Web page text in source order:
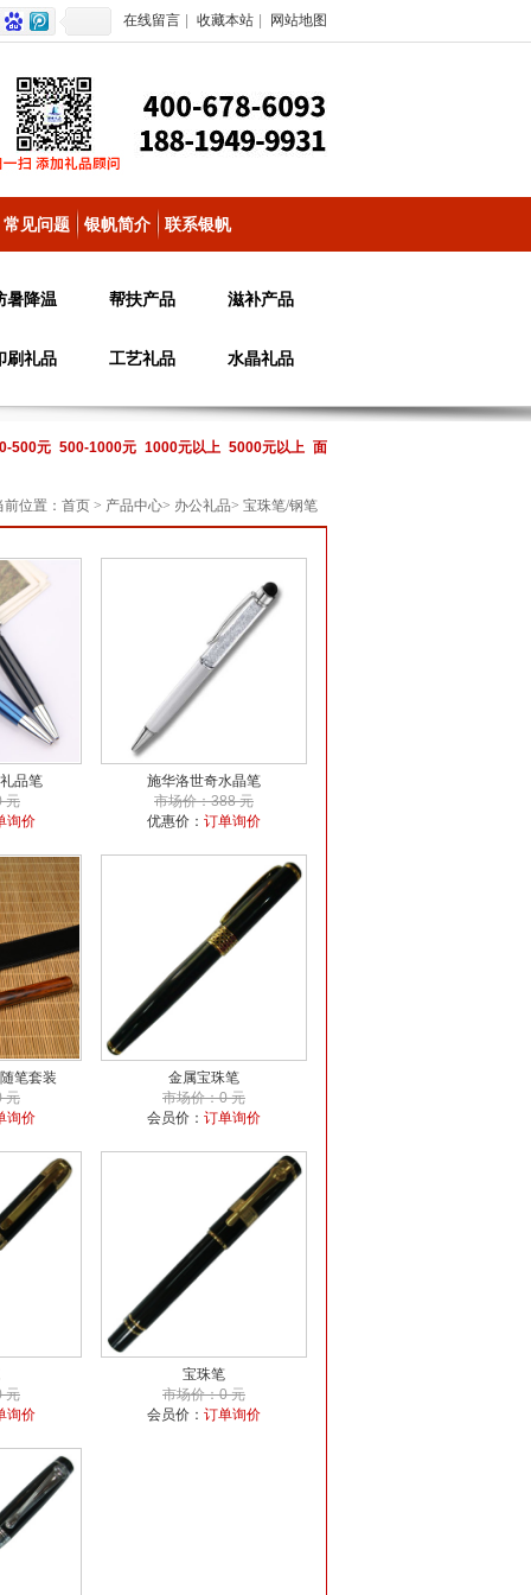
在线留言 收藏本站 网站地图
常见问题 银帆简介 联系银帆
暑降温 帮扶产品 滋补产品
刷礼品 工艺礼品 水晶礼品
500元 500-1000元 1000元以上 5000元以上 面
前位置： 首页 > 产品中心> 办公礼品> 宝珠笔/钢笔
品笔
元
询价
施华洛世奇水晶笔
市场价：388 元
优惠价： 订单询价
笔套装
元
询价
金属宝珠笔
市场价：0 元
会员价： 订单询价
元
询价
宝珠笔
市场价：0 元
会员价： 订单询价